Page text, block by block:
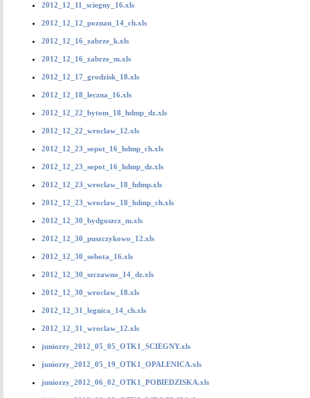
2012_12_11_sciegny_16.xls
2012_12_12_poznan_14_ch.xls
2012_12_16_zabrze_k.xls
2012_12_16_zabrze_m.xls
2012_12_17_grodzisk_18.xls
2012_12_18_leczna_16.xls
2012_12_22_bytom_18_hdmp_dz.xls
2012_12_22_wroclaw_12.xls
2012_12_23_sopot_16_hdmp_ch.xls
2012_12_23_sopot_16_hdmp_dz.xls
2012_12_23_wroclaw_18_hdmp.xls
2012_12_23_wroclaw_18_hdmp_ch.xls
2012_12_30_bydgoszcz_m.xls
2012_12_30_puszczykowo_12.xls
2012_12_30_sobota_16.xls
2012_12_30_szczawno_14_dz.xls
2012_12_30_wroclaw_18.xls
2012_12_31_legnica_14_ch.xls
2012_12_31_wroclaw_12.xls
juniorzy_2012_05_05_OTK1_SCIEGNY.xls
juniorzy_2012_05_19_OTK1_OPALENICA.xls
juniorzy_2012_06_02_OTK1_POBIEDZISKA.xls